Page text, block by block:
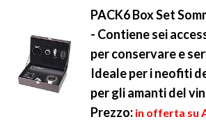
PACK6 Box Set
- Contiene sei
per conservare e
Ideale per i neofiti
per gli amanti del
Prezzo: in offerta su